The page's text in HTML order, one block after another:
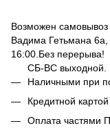
Возможен самовывоз
Вадима Гетьмана
СБ-ВС выходной.
Наличными при
Кредитной картой
Оплата частями